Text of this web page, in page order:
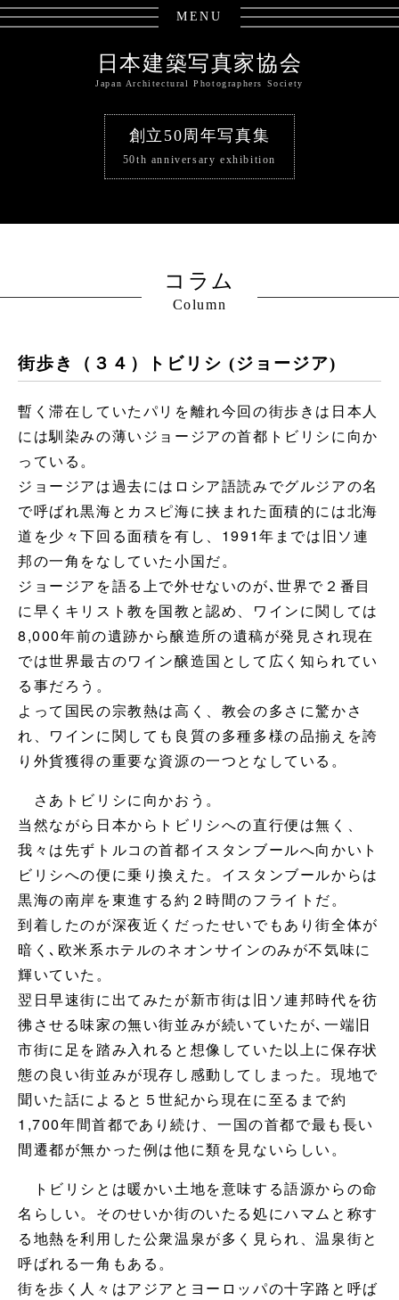
MENU
日本建築写真家協会
Japan Architectural Photographers Society
創立50周年写真集
50th anniversary exhibition
コラム
Column
街歩き（３４）トビリシ (ジョージア)
暫く滞在していたパリを離れ今回の街歩きは日本人
には馴染みの薄いジョージアの首都トビリシに向か
っている。
ジョージアは過去にはロシア語読みでグルジアの名
で呼ばれ黒海とカスピ海に挟まれた面積的には北海
道を少々下回る面積を有し、1991年までは旧ソ連
邦の一角をなしていた小国だ。
ジョージアを語る上で外せないのが､世界で２番目
に早くキリスト教を国教と認め、ワインに関しては
8,000年前の遺跡から醸造所の遺稿が発見され現在
では世界最古のワイン醸造国として広く知られてい
る事だろう。
よって国民の宗教熱は高く、教会の多さに驚かさ
れ、ワインに関しても良質の多種多様の品揃えを誇
り外貨獲得の重要な資源の一つとなしている。
さあトビリシに向かおう。
当然ながら日本からトビリシへの直行便は無く、
我々は先ずトルコの首都イスタンブールへ向かいト
ビリシへの便に乗り換えた。イスタンブールからは
黒海の南岸を東進する約２時間のフライトだ。
到着したのが深夜近くだったせいでもあり街全体が
暗く､欧米系ホテルのネオンサインのみが不気味に
輝いていた。
翌日早速街に出てみたが新市街は旧ソ連邦時代を彷
彿させる味家の無い街並みが続いていたが､一端旧
市街に足を踏み入れると想像していた以上に保存状
態の良い街並みが現存し感動してしまった。現地で
聞いた話によると５世紀から現在に至るまで約
1,700年間首都であり続け、一国の首都で最も長い
間遷都が無かった例は他に類を見ないらしい。
トビリシとは暖かい土地を意味する語源からの命
名らしい。そのせいか街のいたる処にハマムと称す
る地熱を利用した公衆温泉が多く見られ、温泉街と
呼ばれる一角もある。
街を歩く人々はアジアとヨーロッパの十字路と呼ば